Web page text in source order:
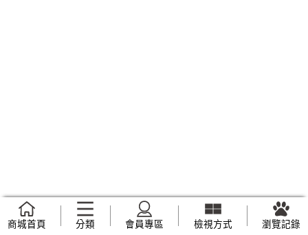
商城首頁 分類 會員專區 檢視方式 瀏覽記錄